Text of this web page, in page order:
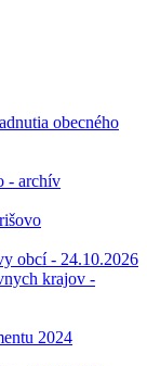
obecného
- archív
obcí - 24.10.2026
krajov -
2024